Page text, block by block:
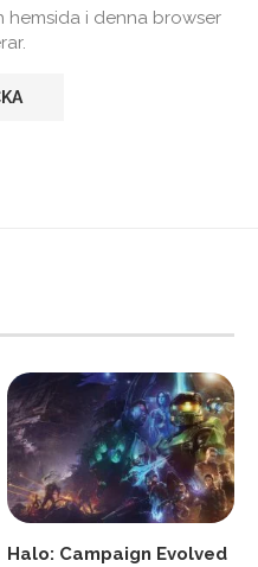
hemsida i denna browser
Halo: Campaign Evolved